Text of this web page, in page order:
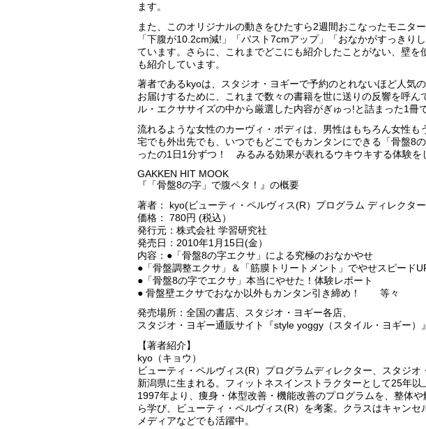
ます。
また、このオリジナルの動きをひたすら2週間おこなったモニタ
「下腹が10.2cm減!」「バスト7cmアップ」「おなかがすっきり
ています。さらに、これまでどこにも紹介したことがない、壁を
も紹介しています。
著者であるkyoは、スタジオ・ヨギーで予約のとれないほど人気
お届けするために、これまで数々の書籍を世に送りの反響を呼ん
ル・エクササイズの中から厳選した内容がぎゅっ!と詰まった1冊で
流れるような女性のカーヴィ・ボディは、男性はもちろん女性も
宅でも外出先でも、いつでもどこでもカンタンにできる「骨盤8
ったの1日1分ずつ！ みるみる効果が表れるウキウキする体験を
GAKKEN HIT MOOK
『「骨盤8の字」で腹ペタ！』の概要
著者： kyo(ビューティ・ペルヴィス(R）プログラム ディレクター
価格： 780円 (税込）
発行元：株式会社 学習研究社
発売日：2010年1月15日(金）
内容：●「骨盤8の字エクサ」による究極のおなかやせ
●「骨盤調整エクサ」＆「筋膜トリートメント」でやせスピード
●「骨盤8の字でエクサ」本当にやせた！体験レポート
● 骨盤壁エクサでおなか以外もカンタン引き締め！ 等々
発売場所：全国の書店、スタジオ・ヨギー各店、
スタジオ・ヨギー通販サイト『style yoggy（スタイル・ヨギー）
【著者紹介】
kyo（キョウ）
ビューティ・ペルヴィス(R）プログラムディレクター、スタジオ
新潟県に生まれる。フィットネスインストラクターとして25年以
1997年より、痩身・体型改善・機能改善のプログラムを、整体
ら学び、ビューティ・ペルヴィス(R）を考案。クラスはキャンセ
メディアなどでも活躍中。